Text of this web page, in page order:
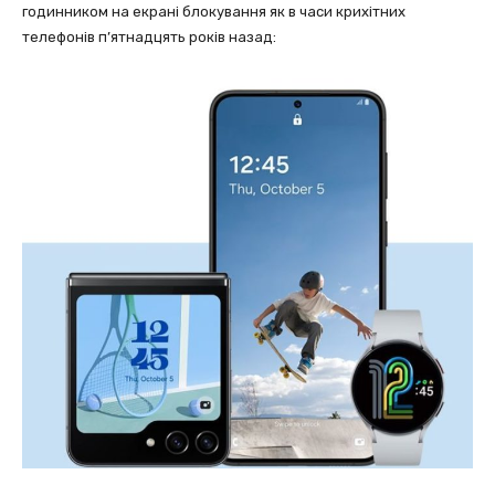
годинником на екрані блокування як в часи крихітних
телефонів п’ятнадцять років назад: